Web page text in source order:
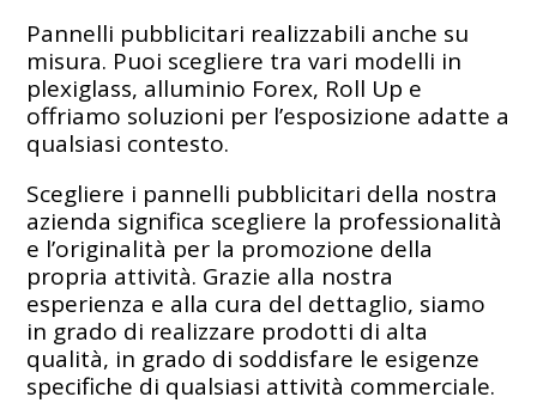
Pannelli pubblicitari realizzabili anche su
misura. Puoi scegliere tra vari modelli in
plexiglass, alluminio Forex, Roll Up e
offriamo soluzioni per l’esposizione adatte a
qualsiasi contesto.
Scegliere i pannelli pubblicitari della nostra
azienda significa scegliere la professionalità
e l’originalità per la promozione della
propria attività. Grazie alla nostra
esperienza e alla cura del dettaglio, siamo
in grado di realizzare prodotti di alta
qualità, in grado di soddisfare le esigenze
specifiche di qualsiasi attività commerciale.